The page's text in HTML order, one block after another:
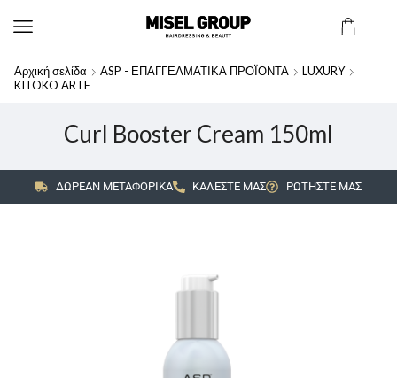
Αρχική σελίδα ASP - ΕΠΑΓΓΕΛΜΑΤΙΚΑ ΠΡΟΪΟΝΤΑ
LUXURY
KITOKO ARTE
Curl Booster Cream 150ml
ΔΩΡΕΑΝ ΜΕΤΑΦΟΡΙΚΑ ΚΑΛΕΣΤΕ ΜΑΣ ΡΩΤΗΣΤΕ ΜΑΣ